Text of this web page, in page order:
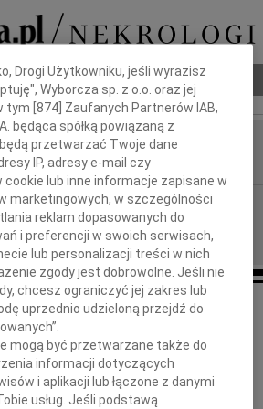
Poradnik pogrzebowy
Beuermann
24.10.2025
Z głębokim smutkiem zawiadamiam,
że w dniu 11 września 2025 roku
zmarł w wieku 87 lat mój jedyny Brat
Drogi Użytkowniku, jeśli wyrazisz
Wyborcza sp. z o.o. oraz jej
tym [874 ] Zaufanych Partnerów IAB,
będąca spółką powiązaną z
przetwarzać Twoje dane
IP, adresy e-mail czy
lub inne informacje zapisane w
marketingowych, w szczególności
reklam dopasowanych do
i preferencji w swoich serwisach,
lub personalizacji treści w nich
zgody jest dobrowolne. Jeśli nie
chcesz ograniczyć jej zakres lub
uprzednio udzieloną przejdź do
mogą być przetwarzane także do
informacji dotyczących
i aplikacji lub łączone z danymi
usług. Jeśli podstawą